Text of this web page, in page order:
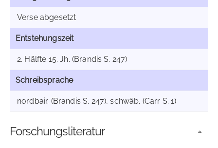
Verse abgesetzt
Entstehungszeit
2. Hälfte 15. Jh. (Brandis S. 247)
Schreibsprache
nordbair. (Brandis S. 247), schwäb. (Carr S. 1)
Forschungsliteratur